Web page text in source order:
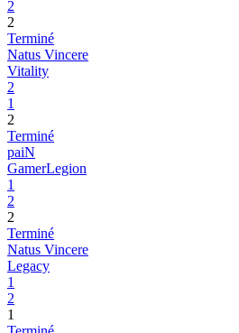
2
2
Terminé
Natus Vincere
Vitality
2
1
2
Terminé
paiN
GamerLegion
1
2
2
Terminé
Natus Vincere
Legacy
1
2
1